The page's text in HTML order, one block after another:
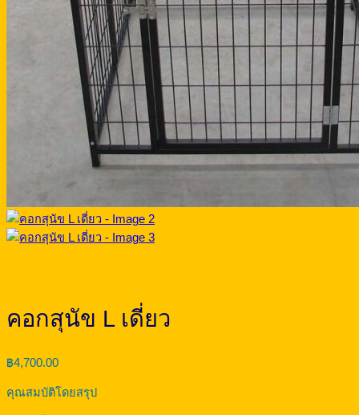
คอกสุนัข L เดี่ยว
฿4,700.00
คุณสมบัติโดยสรุป